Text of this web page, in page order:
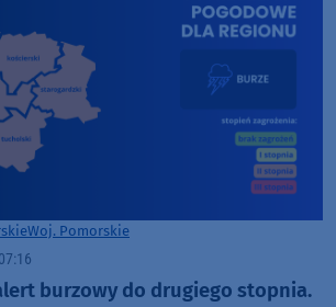
Woj. Pomorskie
burzowy do drugiego stopnia.